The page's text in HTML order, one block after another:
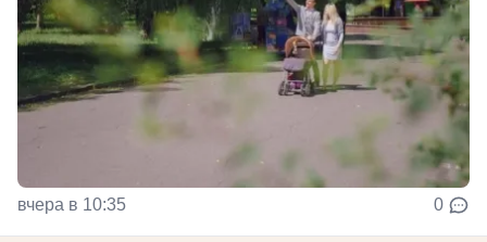
вчера в 10:35 0